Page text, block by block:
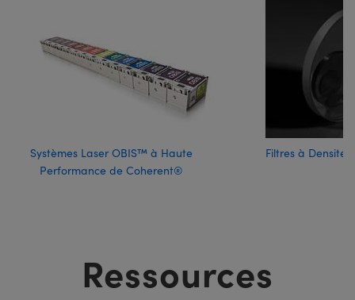
Systèmes Laser OBIS™ à Haute
Performance de Coherent®
Filtres à Densité
Ressources